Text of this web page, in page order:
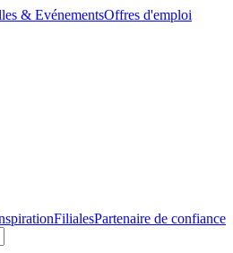
& EvénementsOffres d'emploi
FilialesPartenaire de confiance